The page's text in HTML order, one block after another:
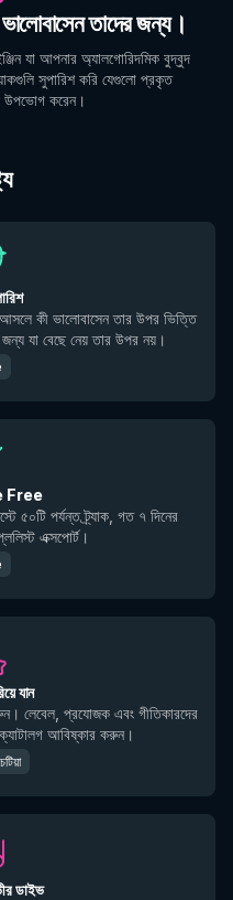
তাদের জন্য।
যা আপনার অ্যালগোরিদমিক বুদ্বুদ
সুপারিশ করি যেগুলো প্রকৃত
উপভোগ করেন।
আসলে কী ভালোবাসেন তার উপর ভিত্তি
জন্য যা বেছে নেয় তার উপর নয়।
Free
৫০টি পর্যন্ত ট্র্যাক, গত ৭ দিনের
এক্সপোর্ট।
যান
লেবেল, প্রযোজক এবং গীতিকারদের
ক্যাটালগ আবিষ্কার করুন।
ডাইভ